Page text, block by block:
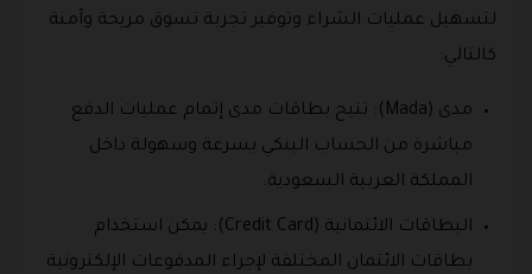
لتسهيل عمليات الشراء وتوفير تجربة تسوق مريحة وآمنة
كالتالي:
مدى (Mada): تتيح بطاقات مدى إتمام عمليات الدفع
مباشرة من الحساب البنكي بسرعة وسهولة داخل
المملكة العربية السعودية.
البطاقات الائتمانية (Credit Card): يمكن استخدام
بطاقات الائتمان المختلفة لإجراء المدفوعات الإلكترونية